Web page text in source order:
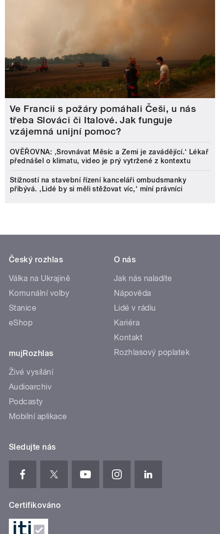
Ve Francii s požáry pomáhali Češi, u nás
třeba Slováci či Italové. Jak funguje
vzájemná unijní pomoc?
OVĚŘOVNA: ‚Srovnávat Měsíc a Zemi je zavádějící.‘ Lékař
přednášel o klimatu, video je prý vytržené z kontextu
Stížností na stavební řízení kanceláři ombudsmanky
přibývá. ‚Lidé by si měli stěžovat víc,‘ míní právníci
Český rozhlas
Válka na Ukrajině
Komunální volby
Stanice
eShop
mujRozhlas
Živé vysílání
Audioarchiv
Podcasty
Mobilní aplikace
O nás
Jak nás naladíte
Nápověda
Lidé v rádiu
Kariéra
Kontakt
Rozhlasový poplatek
Sledujte nás
Certifikováno